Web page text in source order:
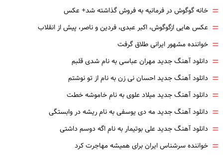
= خانه گوگوش در فرمانیه به فروش گذاشته شد+ عکس
= عکس هایی ازگوگوش، اکبر عبدی، فردین و ناصر، پیش از انقلاب
= خواننده مشهور ایرانی طلاق گرفت
= دانلود آهنگ جدید مهران عباسی به نام شدی قلبم
= دانلود آهنگ جدید احسان نی زن به نام از تو نوشتم
= دانلود آهنگ جدید میلاد علوی به نام خاموشه خطت
= دانلود آهنگ جدید مه دی یوسفی به نام ریشه در وابستگی
= دانلود آهنگ جدید علی بوتیمار به نام اگه دوسم داشتی
= خواننده سرشناس ایران برای همیشه مهاجرت کرد